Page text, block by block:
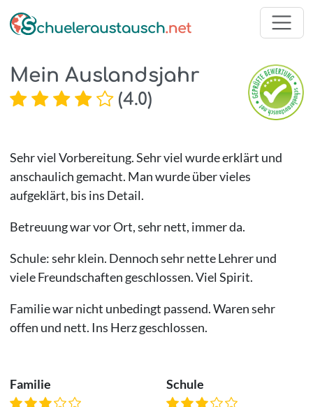
Mein Auslandsjahr
(4.0)
Sehr viel Vorbereitung. Sehr viel wurde erklärt und
anschaulich gemacht. Man wurde über vieles
aufgeklärt, bis ins Detail.
Betreuung war vor Ort, sehr nett, immer da.
Schule: sehr klein. Dennoch sehr nette Lehrer und
viele Freundschaften geschlossen. Viel Spirit.
Familie war nicht unbedingt passend. Waren sehr
offen und nett. Ins Herz geschlossen.
Familie Schule